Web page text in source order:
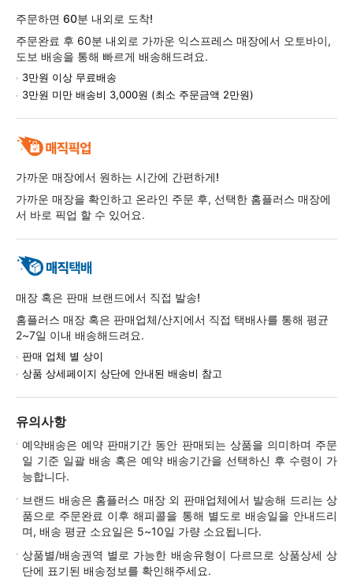
주문하면 60분 내외로 도착!
주문완료 후 60분 내외로 가까운 익스프레스 매장에서 오토바이,
도보 배송을 통해 빠르게 배송해드려요.
3만원 이상 무료배송
3만원 미만 배송비 3,000원 (최소 주문금액 2만원)
가까운 매장에서 원하는 시간에 간편하게!
가까운 매장을 확인하고 온라인 주문 후, 선택한 홈플러스 매장에
서 바로 픽업 할 수 있어요.
매장 혹은 판매 브랜드에서 직접 발송!
홈플러스 매장 혹은 판매업체/산지에서 직접 택배사를 통해 평균
2~7일 이내 배송해드려요.
판매 업체 별 상이
상품 상세페이지 상단에 안내된 배송비 참고
유의사항
예약배송은 예약 판매기간 동안 판매되는 상품을 의미하며 주문
일 기준 일괄 배송 혹은 예약 배송기간을 선택하신 후 수령이 가
능합니다.
브랜드 배송은 홈플러스 매장 외 판매업체에서 발송해 드리는 상
품으로 주문완료 이후 해피콜을 통해 별도로 배송일을 안내드리
며, 배송 평균 소요일은 5~10일 가량 소요됩니다.
상품별/배송권역 별로 가능한 배송유형이 다르므로 상품상세 상
단에 표기된 배송정보를 확인해주세요.